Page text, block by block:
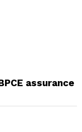
assurance